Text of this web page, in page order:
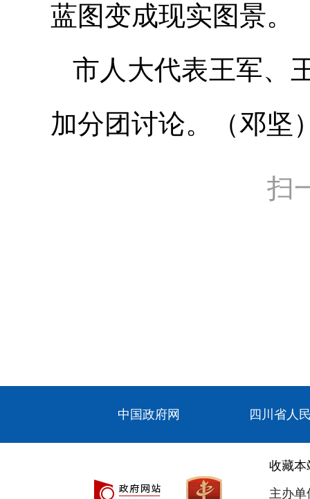
蓝图变成现实图景。
市人大代表王军、
加分团讨论。（邓坚
扫
中国政府网 四川省人
收藏本
主办